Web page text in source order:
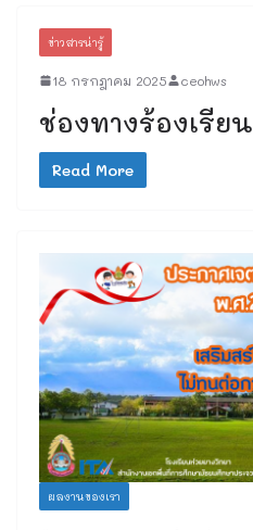
ข่าวสารน่ารู้
18 กรกฎาคม 2025 ceohws
ช่องทางร้องเรียน
Read More
ผลงานของเรา